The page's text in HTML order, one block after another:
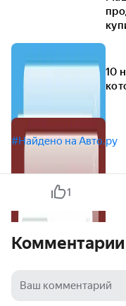
10
#Найдено на Авто.ру
1
Комментарии